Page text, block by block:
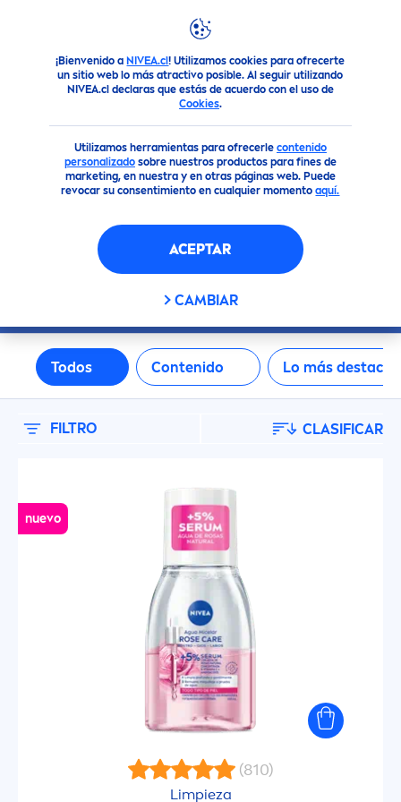
¡Bienvenido a NIVEA.cl! Utilizamos cookies para ofrecerte
un sitio web lo más atractivo posible. Al seguir utilizando
NIVEA.cl declaras que estás de acuerdo con el uso de
Cookies.
Utilizamos herramientas para ofrecerle contenido
personalizadosobre nuestros productos para fines de
marketing, en nuestra y en otras páginas web. Puede
revocar su consentimiento en cualquier momentoaquí.
ACEPTAR
CAMBIAR
Búsqueda
BÚSQUEDA
Todos Contenido Lo más
FILTRO CLASIFICAR
TIPO DE PRODUCTO
Cremas
Cremas Corporales
Cremas Faciales
Cuidado de Manos
Cuidado facial
Desodorantes
Desodorantes Femeninos
Limpieza Corporal
Limpieza Corporal
nuevo
(810)
Limpieza